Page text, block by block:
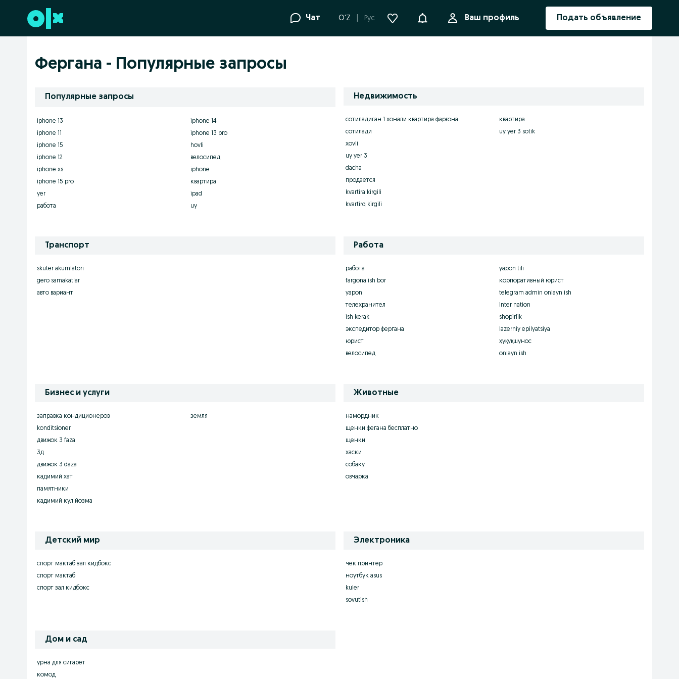
Перейти к нижнему колонтитулу Чат O'Z Рус УведомленияВаш профиль Подать объявление
Фергана - Популярные запросы
Популярные запросы
iphone 13
iphone 11
iphone 15
iphone 12
iphone xs
iphone 15 pro
yer
работа
iphone 14
iphone 13 pro
hovli
велосипед
iphone
квартира
ipad
uy
Недвижимость
сотиладиган 1 хонали квартира фарғона
сотилади
xovli
uy yer 3
dacha
продается
kvartira kirgili
kvartirq kirgili
квартира
uy yer 3 sotik
Транспорт
skuter akumlatori
gero samakatlar
авто вариант
Работа
работа
fargona ish bor
yapon
телехранител
ish kerak
экспедитор фергана
юрист
велосипед
yapon tili
корпоративный юрист
telegram admin onlayn ish
inter nation
shopirlik
lazerniy epilyatsiya
ҳуқуқшунос
onlayn ish
Бизнес и услуги
заправка кондиционеров
konditsioner
движок 3 faza
3д
движок 3 daza
кадимий хат
памятники
кадимий кул йозма
земля
Животные
намордник
щенки фегана бесплатно
щенки
хаски
собаку
овчарка
Детский мир
спорт мактаб зал кидбокс
спорт мактаб
спорт зал кидбокс
Электроника
чек принтер
ноутбук asus
kuler
sovutish
Дом и сад
урна для сигарет
комод